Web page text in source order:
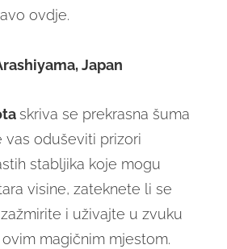
ovdje.
Japan
skriva se prekrasna šuma
vas oduševiti prizori
stabljika koje mogu
visine, zateknete li se
i uživajte u zvuku
magičnim mjestom.